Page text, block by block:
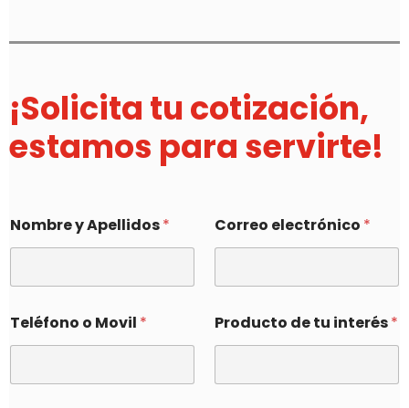
¡Solicita tu cotización,
estamos para servirte!
Nombre y Apellidos* Correo electrónico *
Teléfono o Movil * Producto de tu interés*